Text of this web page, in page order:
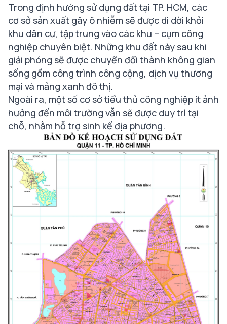
Trong định hướng sử dụng đất tại TP. HCM, các
cơ sở sản xuất gây ô nhiễm sẽ được di dời khỏi
khu dân cư, tập trung vào các khu – cụm công
nghiệp chuyên biệt. Những khu đất này sau khi
giải phóng sẽ được chuyển đổi thành không gian
sống gồm công trình công cộng, dịch vụ thương
mại và mảng xanh đô thị.
Ngoài ra, một số cơ sở tiểu thủ công nghiệp ít ảnh
hưởng đến môi trường vẫn sẽ được duy trì tại
chỗ, nhằm hỗ trợ sinh kế địa phương.